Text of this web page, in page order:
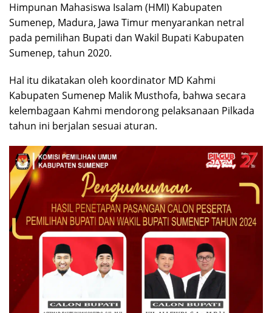
Himpunan Mahasiswa Isalam (HMI) Kabupaten
Sumenep, Madura, Jawa Timur menyarankan netral
pada pemilihan Bupati dan Wakil Bupati Kabupaten
Sumenep, tahun 2020.
Hal itu dikatakan oleh koordinator MD Kahmi
Kabupaten Sumenep Malik Musthofa, bahwa secara
kelembagaan Kahmi mendorong pelaksanaan Pilkada
tahun ini berjalan sesuai aturan.